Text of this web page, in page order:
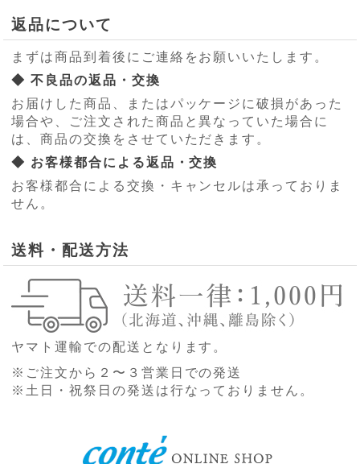
返品について
まずは商品到着後にご連絡をお願いいたします。
◆ 不良品の返品・交換
お届けした商品、またはパッケージに破損があった
場合や、ご注文された商品と異なっていた場合に
は、商品の交換をさせていただきます。
◆ お客様都合による返品・交換
お客様都合による交換・キャンセルは承っておりま
せん。
送料・配送方法
ヤマト運輸での配送となります。
※ご注文から２〜３営業日での発送
※土日・祝祭日の発送は行なっておりません。